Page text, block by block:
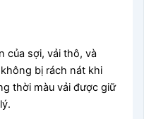
của sợi, vải thô, và
bị rách nát khi
thời màu vải được giữ